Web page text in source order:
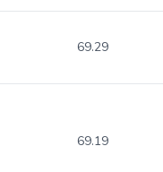
69.29
69.19